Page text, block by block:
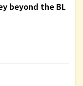
beyond the BL